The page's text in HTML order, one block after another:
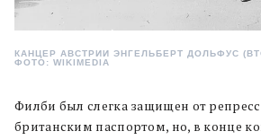
КАНЦЕР АВСТРИИ ЭНГЕЛЬБЕРТ ДОЛЬФУС
ФОТО: WIKIMEDIA
Филби был слегка защищен от
британским паспортом, но, в конце